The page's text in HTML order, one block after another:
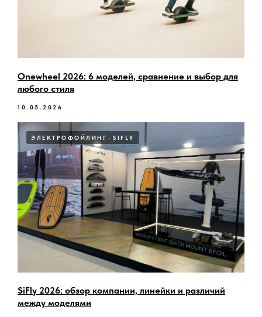
Onewheel 2026: 6 моделей, сравнение и выбор для
любого стиля
10.05.2026
ЭЛЕКТРОФОЙЛИНГ SIFLY
SiFly 2026: обзор компании, линейки и различий
между моделями